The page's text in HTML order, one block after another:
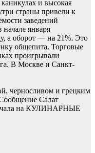
и высокая
страны привели к
заведений
января
а оборот — на 21%. Это
общепита. Торговые
проигрывали
В Москве и Санкт-
черносливом и грецким
Салат
на КУЛИНАРНЫЕ